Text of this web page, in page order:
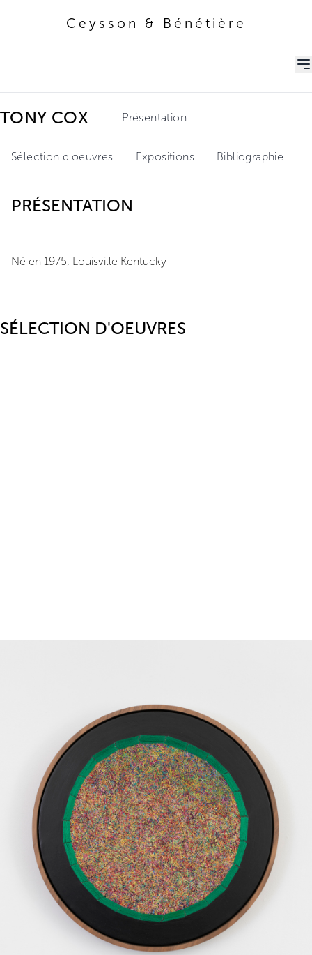
Ceysson & Bénétière
TONY COX Présentation
Sélection d'oeuvres Expositions Bibliographie
PRÉSENTATION
Né en 1975, Louisville Kentucky
SÉLECTION D'OEUVRES